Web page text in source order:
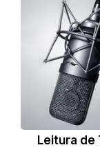
Leitura de